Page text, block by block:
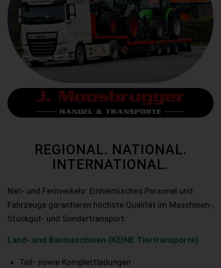
REGIONAL. NATIONAL.
INTERNATIONAL.
Nah- und Fernverkehr. Einheimisches Personal und
Fahrzeuge garantieren höchste Qualität im Maschinen-,
Stückgut- und Sondertransport.
Land- und Baumaschinen (KEINE Tiertransporte)
Teil- sowie Komplettladungen